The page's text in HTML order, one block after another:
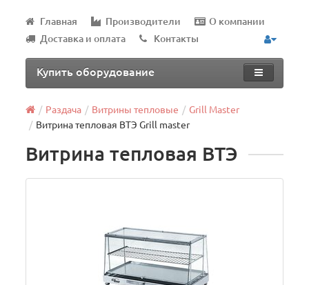
Главная Производители
О компании
Доставка и оплата
Контакты
Купить оборудование
Раздача Витрины тепловые
Grill Master
Витрина тепловая ВТЭ Grill master
Витрина тепловая ВТЭ